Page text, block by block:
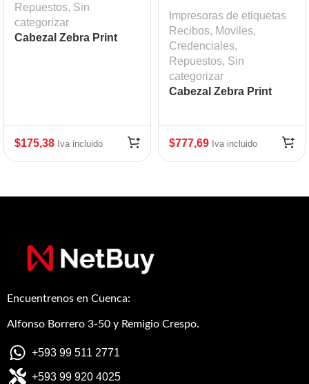
Repuestos, Sin
categorizar
Cabezal Zebra Print
$175,38 Iva incluido
Impresoras de etiquetas
Recibos, Moviles,
Credenciales,
Repuestos, Sin
categorizar
Cabezal Zebra Print
$777,69 Iva incluido
Encuentrenos en Cuenca:
Alfonso Borrero 3-50 y Remigio Crespo.
+593 99 511 2771
+593 99 920 4025